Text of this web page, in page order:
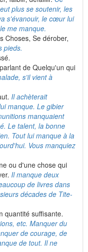
plus se soutenir, les
s'évanouir, le cœur lui
me manque.
Choses, Se dérober,
pieds.
de Quelqu'un qui
s'il vient à
Il achèterait
manque. Le gibier
manquaient
Le talent, la bonne
Tout lui manque à la
Vous manquiez
ou d'une chose qui
Il manque deux
de livres dans
décades de Tite-
quantité suffisante.
etc. Manquer du
de courage, de
de tout. Il ne